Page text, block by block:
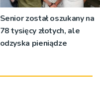
Senior został oszukany na
78 tysięcy złotych, ale
odzyska pieniądze